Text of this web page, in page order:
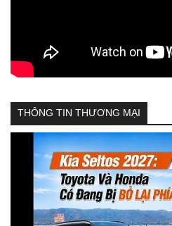
THÔNG TIN THƯƠNG MẠI